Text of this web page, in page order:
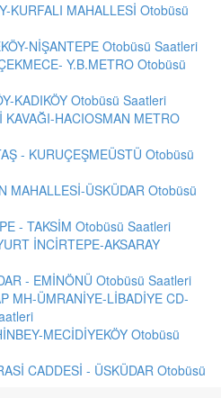
KURFALI MAHALLESİ Otobüsü
NİŞANTEPE Otobüsü Saatleri
Y.B.METRO Otobüsü
KADIKÖY Otobüsü Saatleri
HACIOSMAN METRO
- KURUÇEŞMEÜSTÜ Otobüsü
MAHALLESİ-ÜSKÜDAR Otobüsü
- TAKSİM Otobüsü Saatleri
İNCİRTEPE-AKSARAY
- EMİNÖNÜ Otobüsü Saatleri
MH-ÜMRANİYE-LİBADİYE CD-
MECİDİYEKÖY Otobüsü
CADDESİ - ÜSKÜDAR Otobüsü